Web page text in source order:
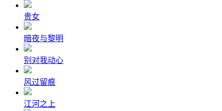
贵女
暗夜与黎明
别对我动心
风过留痕
江河之上